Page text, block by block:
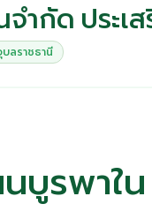
ำกัด ประเ
บลราชธานี
บูรพาใ